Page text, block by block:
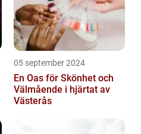
05 september 2024
En Oas för Skönhet och
Välmående i hjärtat av
Västerås